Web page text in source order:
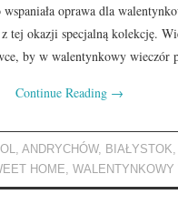
oprawa dla
okazji specjalną kolekcję.
by w walentynkowy wieczór
Continue Reading →
,ANDRYCHÓW, BIAŁYSTOK
HOME WALENTYNKOWY